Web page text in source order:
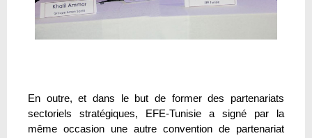
En outre, et dans le but de former des partenariats
sectoriels stratégiques, EFE-Tunisie a signé par la
même occasion une autre convention de partenariat